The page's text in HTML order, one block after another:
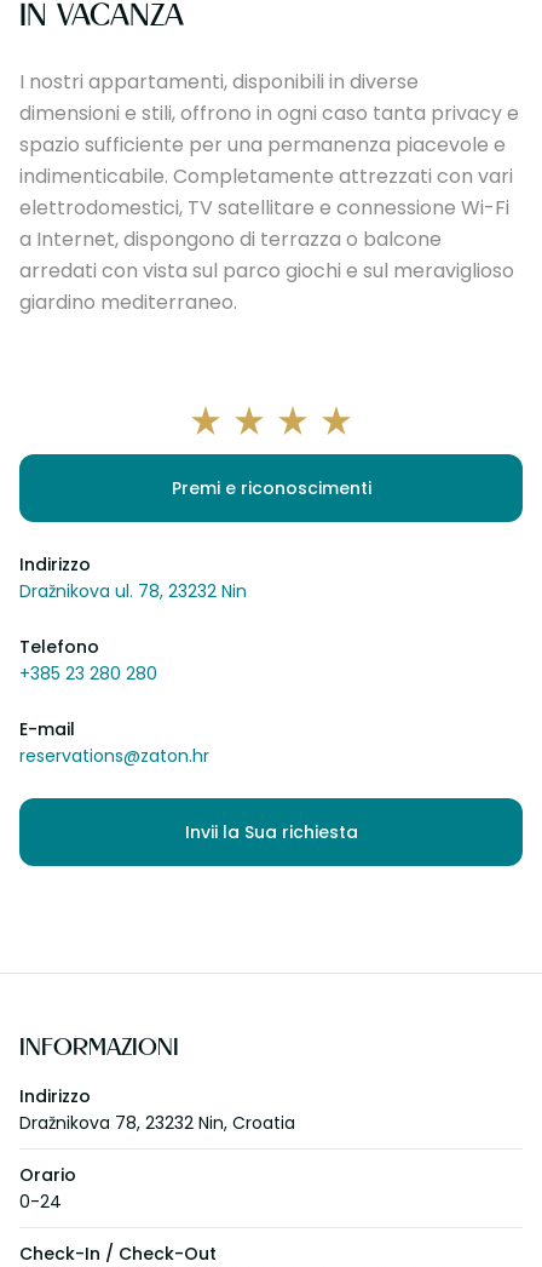
IN VACANZA
I nostri appartamenti, disponibili in diverse
dimensioni e stili, offrono in ogni caso tanta privacy e
spazio sufficiente per una permanenza piacevole e
indimenticabile. Completamente attrezzati con vari
elettrodomestici, TV satellitare e connessione Wi-Fi
a Internet, dispongono di terrazza o balcone
arredati con vista sul parco giochi e sul meraviglioso
giardino mediterraneo.
Premi e riconoscimenti
Indirizzo
Dražnikova ul. 78, 23232 Nin
Telefono
+385 23 280 280
E-mail
reservations@zaton.hr
Invii la Sua richiesta
INFORMAZIONI
Indirizzo
Dražnikova 78, 23232 Nin, Croatia
Orario
0-24
Check-In / Check-Out